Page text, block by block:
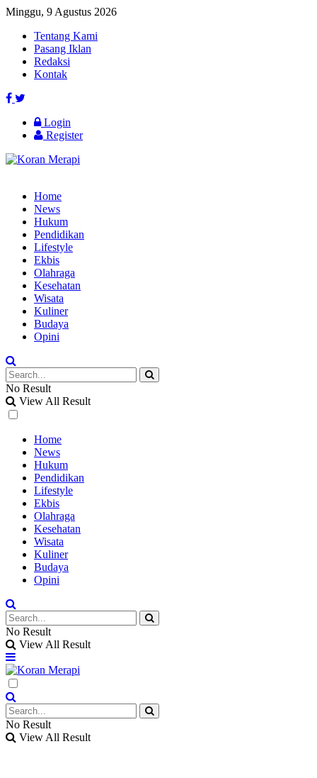
Minggu, 9 Agustus 2026
Tentang Kami
Pasang Iklan
Redaksi
Kontak
Login
Register
Home
News
Hukum
Pendidikan
Lifestyle
Ekbis
Olahraga
Kesehatan
Wisata
Kuliner
Budaya
Opini
No Result
View All Result
Home
News
Hukum
Pendidikan
Lifestyle
Ekbis
Olahraga
Kesehatan
Wisata
Kuliner
Budaya
Opini
No Result
View All Result
No Result
View All Result